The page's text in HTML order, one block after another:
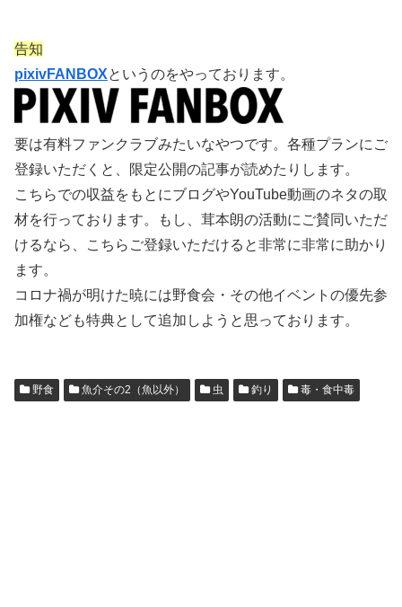
告知
pixivFANBOXというのをやっております。
要は有料ファンクラブみたいなやつです。各種プランにご
登録いただくと、限定公開の記事が読めたりします。
こちらでの収益をもとにブログやYouTube動画のネタの取
材を行っております。もし、茸本朗の活動にご賛同いただ
けるなら、こちらご登録いただけると非常に非常に助かり
ます。
コロナ禍が明けた暁には野食会・その他イベントの優先参
加権なども特典として追加しようと思っております。
野食 魚介その2（魚以外） 虫 釣り 毒・食中毒